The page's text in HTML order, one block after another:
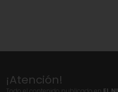
¡Atención!